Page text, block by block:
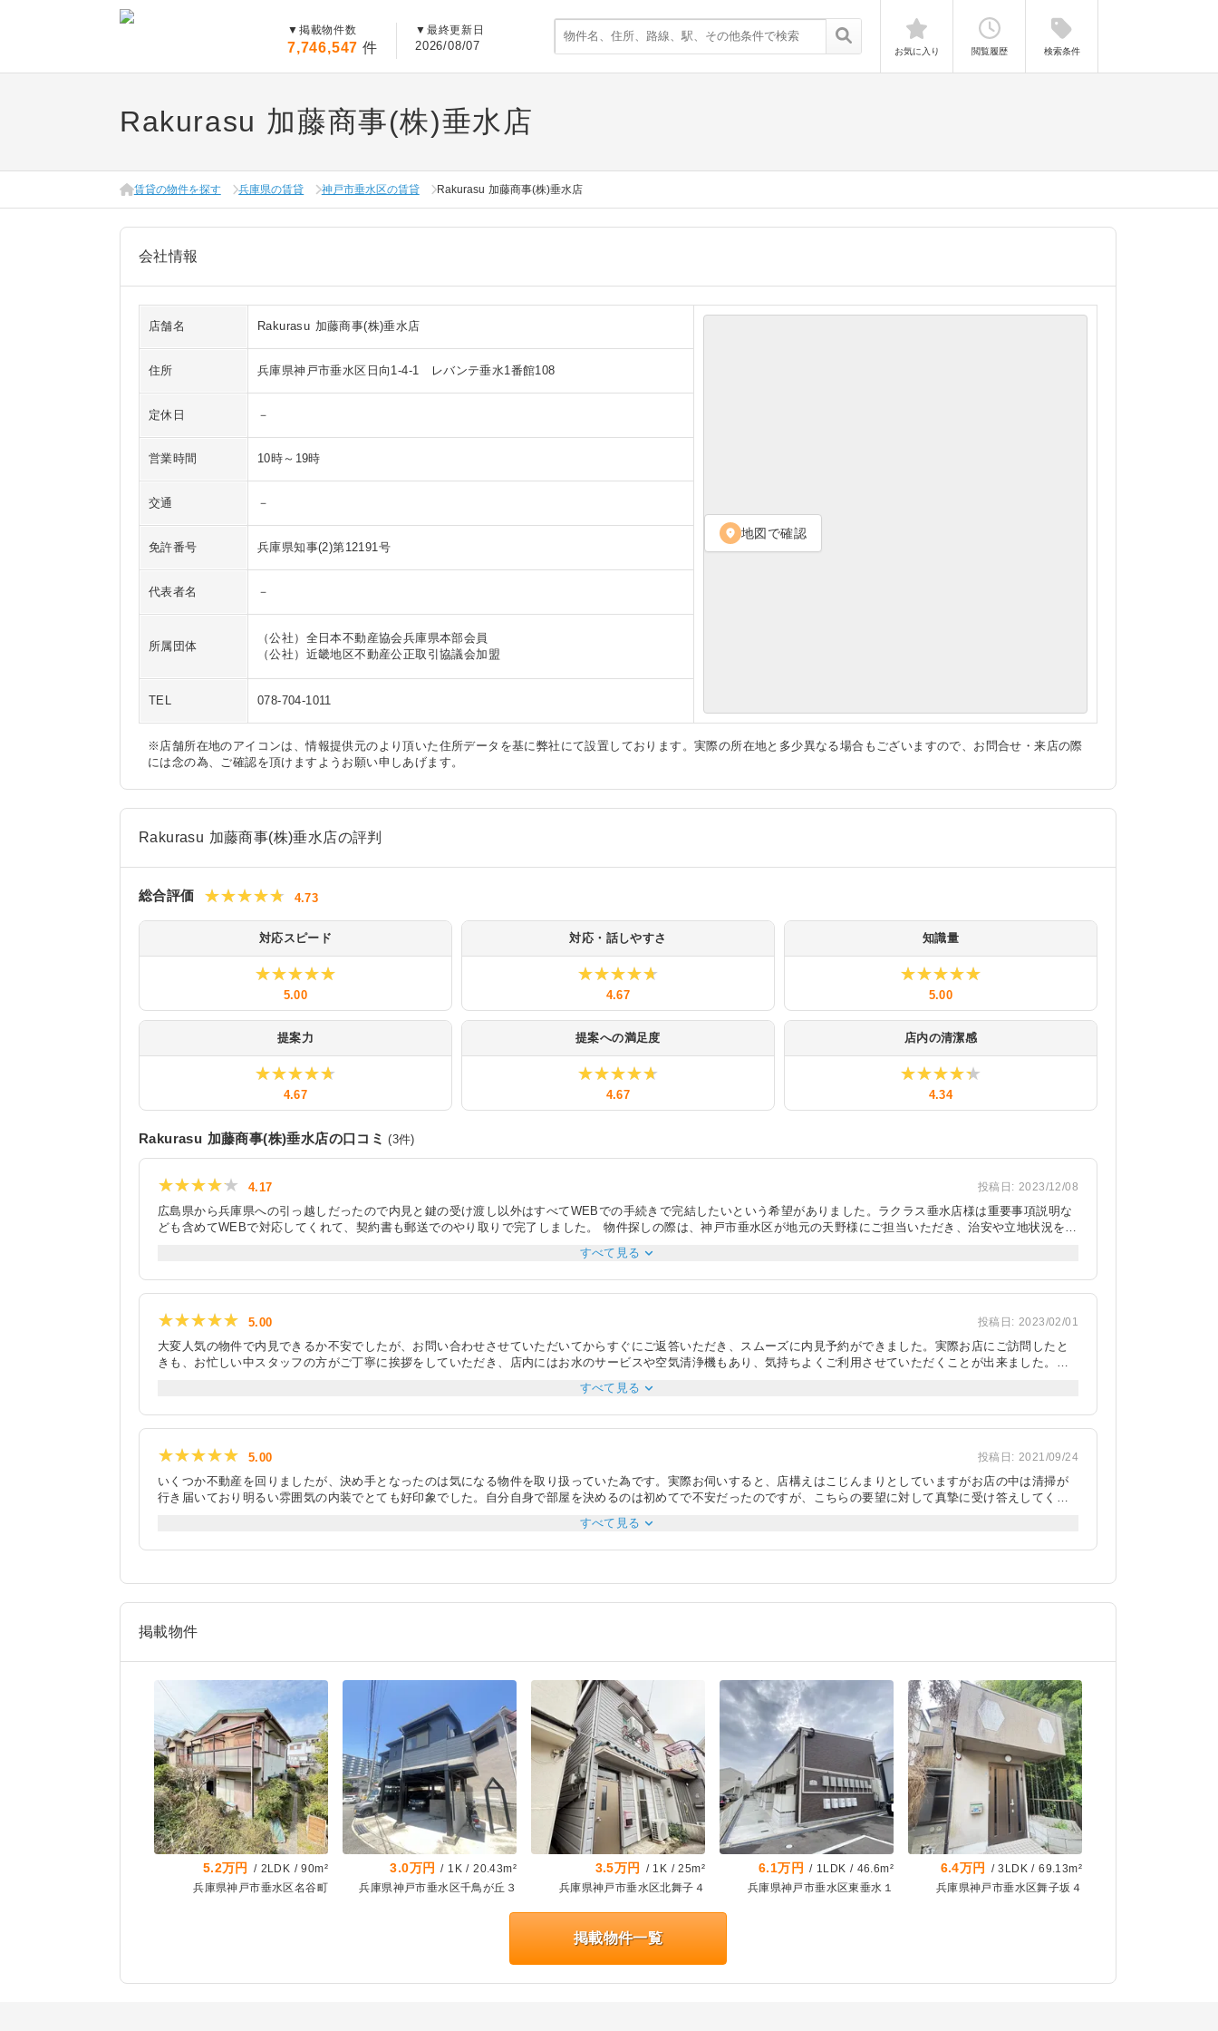
▼ 掲載物件数
7,746,547 件
▼ 最終更新日
2026/08/07 お気に入り 閲覧履歴 検索条件
Rakurasu 加藤商事(株)垂水店
賃貸の物件を探す 兵庫県の賃貸 神戸市垂水区の賃貸 Rakurasu 加藤商事(株)垂水店
会社情報
店舗名 Rakurasu 加藤商事(株)垂水店
location_on 地図で確認
住所 兵庫県神戸市垂水区日向1-4-1 レバンテ垂水1番館108
定休日 －
営業時間 10時～19時
交通 －
免許番号 兵庫県知事(2)第12191号
代表者名 －
所属団体
（公社）全日本不動産協会兵庫県本部会員
（公社）近畿地区不動産公正取引協議会加盟
TEL 078-704-1011
※店舗所在地のアイコンは、情報提供元のより頂いた住所データを基に弊社にて設置しております。実際の所在地と多少異なる場合もございますので、お問合せ・来店の際
には念の為、ご確認を頂けますようお願い申しあげます。
Rakurasu 加藤商事(株)垂水店の評判
総合評価 ★★★★★
★★★★★ 4.73
対応スピード
★★★★★
★★★★★
5.00
対応・話しやすさ
★★★★★
★★★★★
4.67
知識量
★★★★★
★★★★★
5.00
提案力
★★★★★
★★★★★
4.67
提案への満足度
★★★★★
★★★★★
4.67
店内の清潔感
★★★★★
★★★★★
4.34
Rakurasu 加藤商事(株)垂水店の口コミ (3件)
★★★★★
★★★★★ 4.17 投稿日: 2023/12/08
広島県から兵庫県への引っ越しだったので内見と鍵の受け渡し以外はすべてWEBでの手続きで完結したいという希望がありました。ラクラス垂水店様は重要事項説明な
ども含めてWEBで対応してくれて、契約書も郵送でのやり取りで完了しました。 物件探しの際は、神戸市垂水区が地元の天野様にご担当いただき、治安や立地状況を詳
しくご説明いただきました。何年も住むつもりの家ではありませんが、今後購入などを見据えた際の参考になりました。 最終的に駐車場が付帯していない物件を選択し
たのですが、車を所有しており近隣で駐車場を探す必要がありました。内見時に数件ご存じの駐車場で空きの有無をご確認いただきました。 その場では良い駐車場が見
つかりませんでしたが、内見日以外にもご確認いただきメールで情報をいただきました。不動産会社としてはメリットはあまりないと思いますが、親身にご対応いただ
きました。 また、鍵の受け渡しの際、引っ越し業者と時間の折り合いがつかず困っていましたが、店舗の営業時間が10時からにもかかわらず、9時過ぎからの受け渡し
すべて見る expand_more
★★★★★
★★★★★ 5.00 投稿日: 2023/02/01
大変人気の物件で内見できるか不安でしたが、お問い合わせさせていただいてからすぐにご返答いただき、スムーズに内見予約ができました。実際お店にご訪問したと
きも、お忙しい中スタッフの方がご丁寧に挨拶をしていただき、店内にはお水のサービスや空気清浄機もあり、気持ちよくご利用させていただくことが出来ました。ま
た、たくさんの質問にも快くお答えしていただき、また月極駐車場の契約についても先方にお問い合わせしていただき、隣の月極駐車場は満車のため利用できませんで
したが、無事近くの駐車場も確保することが出来ました。内見時には物件までの道中でおすすめのお店をご案内していただいたので、実際に住んだときの具体的なイメ
ージが容易に出来ました。また、契約までの流れや今後必要な書類等、詳細にご案内いただき不安は全くなかったです。仕事の関係上なかなか日中に電話出来ない状況
でしたが、契約前後問わず、気になることはLINEで気軽に質問することができたため、大変助かりました。
すべて見る expand_more
★★★★★
★★★★★ 5.00 投稿日: 2021/09/24
いくつか不動産を回りましたが、決め手となったのは気になる物件を取り扱っていた為です。実際お伺いすると、店構えはこじんまりとしていますがお店の中は清掃が
行き届いており明るい雰囲気の内装でとても好印象でした。自分自身で部屋を決めるのは初めてで不安だったのですが、こちらの要望に対して真摯に受け答えしてくだ
さり安心して相談することができました。内見時はお店の前まで車を取ってきてくれたのがありがたかったです。車内もゆったりとしたシートでリラックスすることが
できました。内見中は決してプラスのことだけを言うのではなく、日当たりやコンセントの配置の他、エリアの特徴やすむ上での注意事項などうるさく無い程度に教え
てくださり実際に住んだ時のイメージを想像しながら部屋を見ることができました。最終的に気に入った物件にエアコンがなく契約を決めかねていたのですが、大家さ
すべて見る expand_more
掲載物件
5.2万円 / 2LDK /90m²
兵庫県神戸市垂水区名谷町
3.0万円 / 1K /20.43m²
兵庫県神戸市垂水区千鳥が丘３
3.5万円 / 1K /25m²
兵庫県神戸市垂水区北舞子４
6.1万円 / 1LDK / 46.6m²
兵庫県神戸市垂水区東垂水１
6.4万円 /3LDK /69.13m²
兵庫県神戸市垂水区舞子坂４
掲載物件一覧